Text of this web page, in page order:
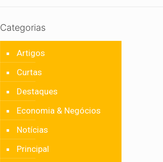
Categorias
Artigos
Curtas
Destaques
Economia & Negócios
Notícias
Principal